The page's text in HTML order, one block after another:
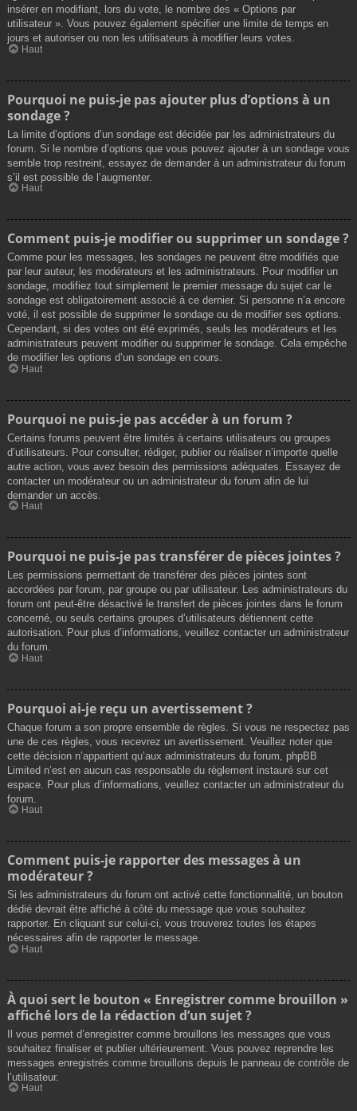
insérer en modifiant, lors du vote, le nombre des « Options par
utilisateur ». Vous pouvez également spécifier une limite de temps en
jours et autoriser ou non les utilisateurs à modifier leurs votes.
Haut
Pourquoi ne puis-je pas ajouter plus d’options à un
sondage ?
La limite d’options d’un sondage est décidée par les administrateurs du
forum. Si le nombre d’options que vous pouvez ajouter à un sondage vous
semble trop restreint, essayez de demander à un administrateur du forum
s’il est possible de l’augmenter.
Haut
Comment puis-je modifier ou supprimer un sondage ?
Comme pour les messages, les sondages ne peuvent être modifiés que
par leur auteur, les modérateurs et les administrateurs. Pour modifier un
sondage, modifiez tout simplement le premier message du sujet car le
sondage est obligatoirement associé à ce dernier. Si personne n’a encore
voté, il est possible de supprimer le sondage ou de modifier ses options.
Cependant, si des votes ont été exprimés, seuls les modérateurs et les
administrateurs peuvent modifier ou supprimer le sondage. Cela empêche
de modifier les options d’un sondage en cours.
Haut
Pourquoi ne puis-je pas accéder à un forum ?
Certains forums peuvent être limités à certains utilisateurs ou groupes
d’utilisateurs. Pour consulter, rédiger, publier ou réaliser n’importe quelle
autre action, vous avez besoin des permissions adéquates. Essayez de
contacter un modérateur ou un administrateur du forum afin de lui
demander un accès.
Haut
Pourquoi ne puis-je pas transférer de pièces jointes ?
Les permissions permettant de transférer des pièces jointes sont
accordées par forum, par groupe ou par utilisateur. Les administrateurs du
forum ont peut-être désactivé le transfert de pièces jointes dans le forum
concerné, ou seuls certains groupes d’utilisateurs détiennent cette
autorisation. Pour plus d’informations, veuillez contacter un administrateur
du forum.
Haut
Pourquoi ai-je reçu un avertissement ?
Chaque forum a son propre ensemble de règles. Si vous ne respectez pas
une de ces règles, vous recevrez un avertissement. Veuillez noter que
cette décision n’appartient qu’aux administrateurs du forum, phpBB
Limited n’est en aucun cas responsable du règlement instauré sur cet
espace. Pour plus d’informations, veuillez contacter un administrateur du
forum.
Haut
Comment puis-je rapporter des messages à un
modérateur ?
Si les administrateurs du forum ont activé cette fonctionnalité, un bouton
dédié devrait être affiché à côté du message que vous souhaitez
rapporter. En cliquant sur celui-ci, vous trouverez toutes les étapes
nécessaires afin de rapporter le message.
Haut
À quoi sert le bouton « Enregistrer comme brouillon »
affiché lors de la rédaction d’un sujet ?
Il vous permet d’enregistrer comme brouillons les messages que vous
souhaitez finaliser et publier ultérieurement. Vous pouvez reprendre les
messages enregistrés comme brouillons depuis le panneau de contrôle de
l’utilisateur.
Haut